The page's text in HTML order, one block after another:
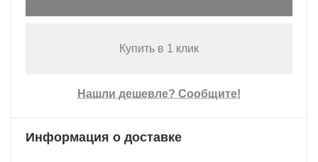
Купить в 1 клик
Нашли дешевле? Сообщите!
Информация о доставке